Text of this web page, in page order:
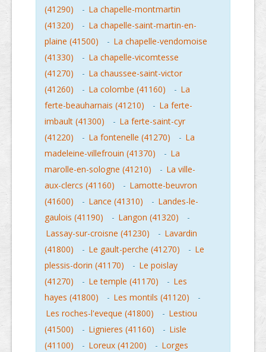
(41290)
- La chapelle-montmartin
(41320)
- La chapelle-saint-martin-en-
plaine (41500)
- La chapelle-vendomoise
(41330)
- La chapelle-vicomtesse
(41270)
- La chaussee-saint-victor
(41260)
- La colombe (41160) - La
ferte-beauharnais (41210)
- La ferte-
imbault (41300)
- La ferte-saint-cyr
(41220)
- La fontenelle (41270) - La
madeleine-villefrouin (41370)
- La
marolle-en-sologne (41210)
- La ville-
aux-clercs (41160)
- Lamotte-beuvron
(41600)
- Lance (41310) - Landes-le-
gaulois (41190)
- Langon (41320)
-
Lassay-sur-croisne (41230)
- Lavardin
(41800)
- Le gault-perche (41270) - Le
plessis-dorin (41170)
- Le poislay
(41270)
- Le temple (41170) - Les
hayes (41800)
- Les montils (41120)
-
Les roches-l'eveque (41800)
- Lestiou
(41500)
- Lignieres (41160) - Lisle
(41100)
- Loreux (41200) - Lorges